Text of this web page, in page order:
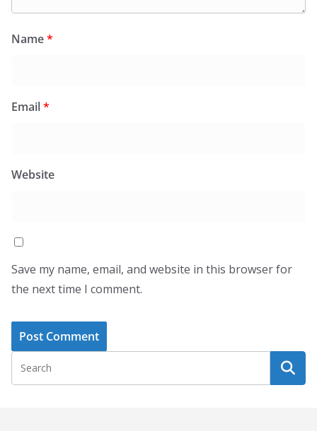
Name*
Email*
Website
Save my name, email, and website in this browser for
the next time I comment.